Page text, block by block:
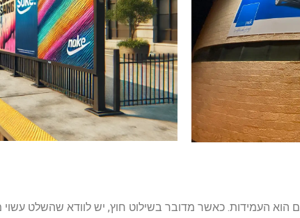
העמידות. כאשר מדובר בשילוט חוץ, יש לוודא שהשלט עשוי